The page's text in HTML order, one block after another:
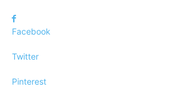
Facebook
Twitter
Pinterest